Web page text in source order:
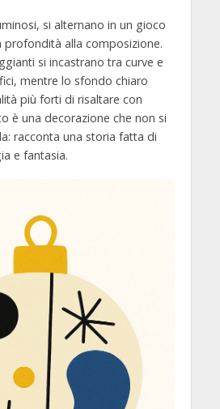
si alternano in un gioco
profondità alla composizione.
si incastrano tra curve e
mentre lo sfondo chiaro
più forti di risaltare con
è una decorazione che non si
racconta una storia fatta di
e fantasia.